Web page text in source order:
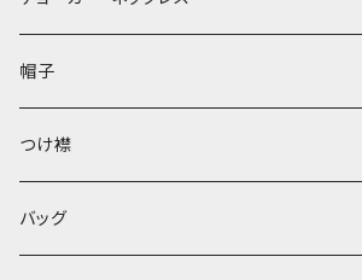
帽子
ベレー帽
つけ襟
バッグ